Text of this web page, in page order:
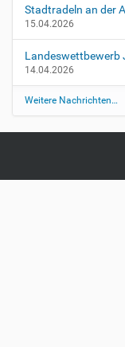
Stadtradeln an der
15.04.2026
Landeswettbewerb
14.04.2026
Weitere Nachrichten…